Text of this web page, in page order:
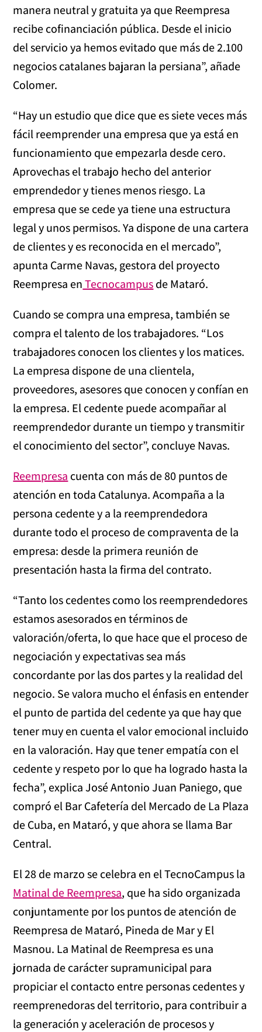
manera neutral y gratuita ya que Reempresa
recibe cofinanciación pública. Desde el inicio
del servicio ya hemos evitado que más de 2.100
negocios catalanes bajaran la persiana”, añade
Colomer.
“Hay un estudio que dice que es siete veces más
fácil reemprender una empresa que ya está en
funcionamiento que empezarla desde cero.
Aprovechas el trabajo hecho del anterior
emprendedor y tienes menos riesgo. La
empresa que se cede ya tiene una estructura
legal y unos permisos. Ya dispone de una cartera
de clientes y es reconocida en el mercado”,
apunta Carme Navas, gestora del proyecto
Reempresa enTecnocampusde Mataró.
Cuando se compra una empresa, también se
compra el talento de los trabajadores. “Los
trabajadores conocen los clientes y los matices.
La empresa dispone de una clientela,
proveedores, asesores que conocen y confían en
la empresa. El cedente puede acompañar al
reemprendedor durante un tiempo y transmitir
el conocimiento del sector”, concluye Navas.
Reempresa cuenta con más de 80 puntos de
atención en toda Catalunya. Acompaña a la
persona cedente y a la reemprendedora
durante todo el proceso de compraventa de la
empresa: desde la primera reunión de
presentación hasta la firma del contrato.
“Tanto los cedentes como los reemprendedores
estamos asesorados en términos de
valoración/oferta, lo que hace que el proceso de
negociación y expectativas sea más
concordante por las dos partes y la realidad del
negocio. Se valora mucho el énfasis en entender
el punto de partida del cedente ya que hay que
tener muy en cuenta el valor emocional incluido
en la valoración. Hay que tener empatía con el
cedente y respeto por lo que ha logrado hasta la
fecha”, explica José Antonio Juan Paniego, que
compró el Bar Cafetería del Mercado de La Plaza
de Cuba, en Mataró, y que ahora se llama Bar
Central.
El 28 de marzo se celebra en el TecnoCampus la
Matinal de Reempresa, que ha sido organizada
conjuntamente por los puntos de atención de
Reempresa de Mataró, Pineda de Mar y El
Masnou. La Matinal de Reempresa es una
jornada de carácter supramunicipal para
propiciar el contacto entre personas cedentes y
reemprenedoras del territorio, para contribuir a
la generación y aceleración de procesos y